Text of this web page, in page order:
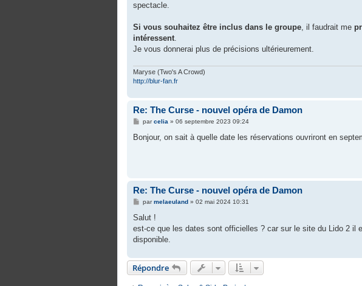
spectacle.
Si vous souhaitez être inclus dans le groupe, il faudrait me
intéressent.
Je vous donnerai plus de précisions ultérieurement.
Maryse (Two's A Crowd)
http://blur-fan.fr
Re: The Curse - nouvel opéra de Damon
M
s
parcelia» 06 septembre 2023 09:24
Bonjour, on sait à quelle date les réservations ouvriront en
Re: The Curse - nouvel opéra de Damon
M
s
a
g
e
parmelaeuland» 02 mai 2024 10:31
Salut !
est-ce que les dates sont officielles ? car sur le site du Lido 2 il
disponible.
Répondre